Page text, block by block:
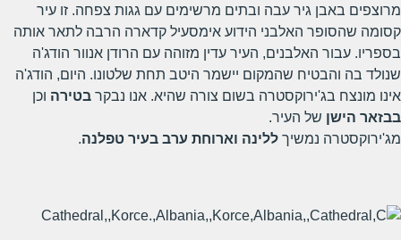
מרוצפים באבן גיר עבה ובתים מרשימים עם גגות צפחה. זו עיר
קסומה שהסופר האלבני הידוע אימסעיל קדארה הרבה לתאר אותה
בספריו. עבור האלבנים, העיר עדין מזוהה עם הרודן אנוור הודג'ה
שנולד בה והבטיח שהמקום יישמר היטב תחת שלטונו. היום, הודג'ה
אינו מונצח בג'ירוקסטרה בשום צורה שהיא. אנו נבקר בטירה וכן
בבזאר הישן של העיר.
מג'ירוקסטרה נמשיך ללינה וארוחת ערב בעיר טפלנה.